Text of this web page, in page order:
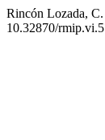
Rincón Lozada,
10.32870/